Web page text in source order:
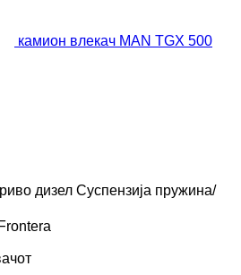
камион влекач MAN TGX 500
дизел Суспензија пружина/